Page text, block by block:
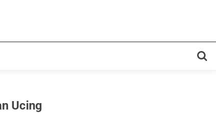
Ucing